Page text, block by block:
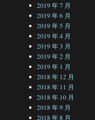
2019 年 7 月
2019 年 6 月
2019 年 5 月
2019 年 4 月
2019 年 3 月
2019 年 2 月
2019 年 1 月
2018 年 12 月
2018 年 11 月
2018 年 10 月
2018 年 9 月
2018 年 8 月